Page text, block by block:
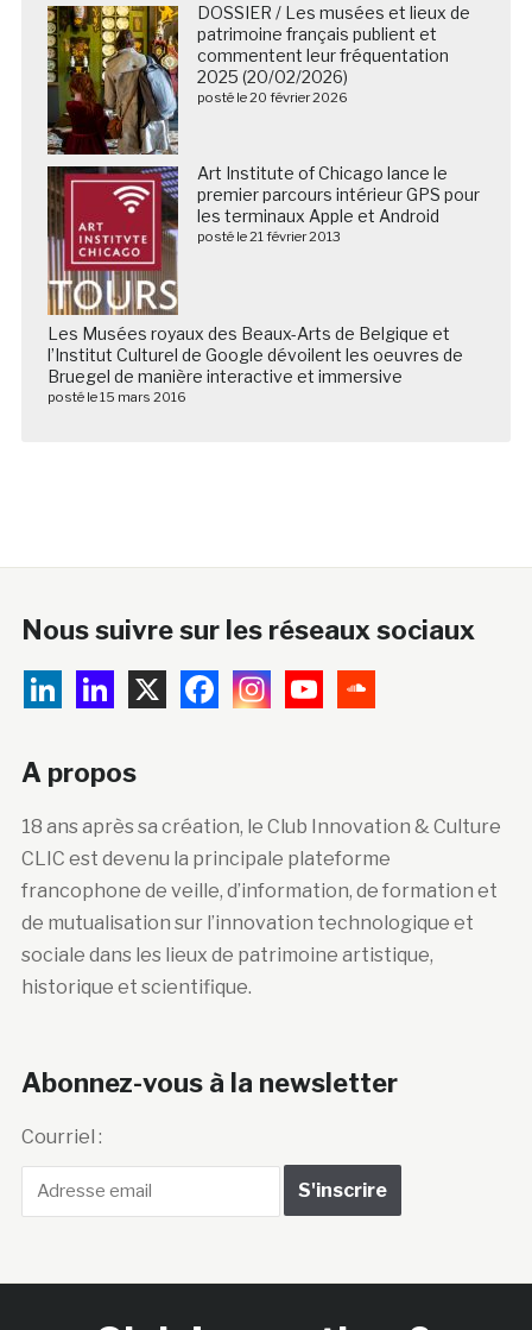
DOSSIER / Les musées et lieux de
patrimoine français publient et
commentent leur fréquentation
2025 (20/02/2026)
posté le 20 février 2026
Art Institute of Chicago lance le
premier parcours intérieur GPS pour
les terminaux Apple et Android
posté le 21 février 2013
Les Musées royaux des Beaux-Arts de Belgique et
l’Institut Culturel de Google dévoilent les oeuvres de
Bruegel de manière interactive et immersive
posté le 15 mars 2016
Nous suivre sur les réseaux sociaux
A propos
18 ans après sa création, le Club Innovation & Culture
CLIC est devenu la principale plateforme
francophone de veille, d’information, de formation et
de mutualisation sur l’innovation technologique et
sociale dans les lieux de patrimoine artistique,
historique et scientifique.
Abonnez-vous à la newsletter
Courriel :